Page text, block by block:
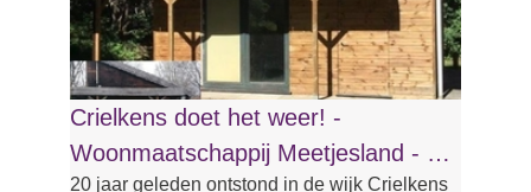
kunnen leiden tot afname van de hoeveelheid
weggeworpen voedsel.
Crielkens doet het weer! -
Woonmaatschappij Meetjesland - €
20 jaar geleden ontstond in de wijk Crielkens